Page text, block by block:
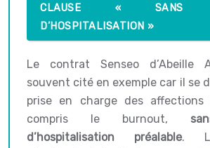
CLAUSE « SANS
D’HOSPITALISATION »
Le contrat Senseo d’Abeille
souvent cité en exemple car il se
prise en charge des affections
compris le burnout,
d’hospitalisation préalable.